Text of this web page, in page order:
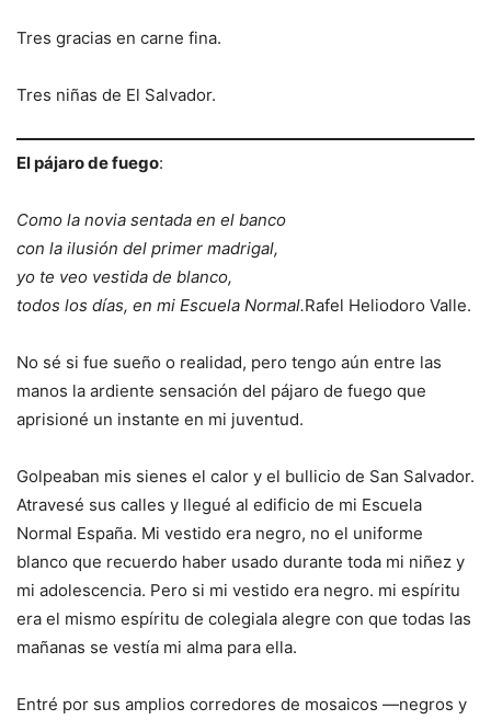
Tres gracias en carne fina.
Tres niñas de El Salvador.
El pájaro de fuego:
Como la novia sentada en el banco
con la ilusión del primer madrigal,
yo te veo vestida de blanco,
todos los días, en mi Escuela Normal.Rafel Heliodoro Valle.
No sé si fue sueño o realidad, pero tengo aún entre las
manos la ardiente sensación del pájaro de fuego que
aprisioné un instante en mi juventud.
Golpeaban mis sienes el calor y el bullicio de San Salvador.
Atravesé sus calles y llegué al edificio de mi Escuela
Normal España. Mi vestido era negro, no el uniforme
blanco que recuerdo haber usado durante toda mi niñez y
mi adolescencia. Pero si mi vestido era negro. mi espíritu
era el mismo espíritu de colegiala alegre con que todas las
mañanas se vestía mi alma para ella.
Entré por sus amplios corredores de mosaicos —negros y